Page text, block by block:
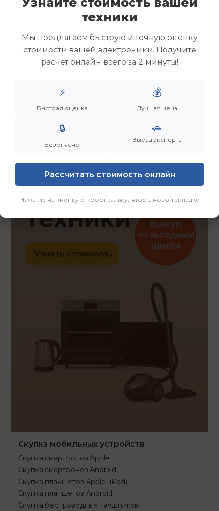
Скупка ноутбуков
Скупка ультрабуков
Скупка рабочих ноутбуков
Скупка старых ноутбуков (б/у)
Скупка внешних жестких дисков
Заказать Смотреть еще
Скупка мобильных устройств
Скупка смартфонов Apple
Скупка смартфонов Android
Скупка планшетов Apple (iPad)
Скупка планшетов Android
Скупка беспроводных наушников
техники
Мы предлагаем быструю и точную оценку
стоимости вашей электроники. Получите
расчет онлайн всего за 2 минуты!
⚡
Быстрая оценка
💰
Лучшая цена
🔒
Безопасно
🚗
Выезд эксперта
Рассчитать стоимость онлайн
Нажатие на кнопку откроет калькулятор в новой вкладке